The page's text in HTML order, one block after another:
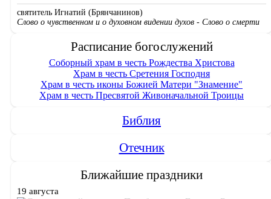
святитель Игнатий (Брянчанинов)
Слово о чувственном и о духовном видении духов - Слово о смерти
Расписание богослужений
Соборный храм в честь Рождества Христова
Храм в честь Сретения Господня
Храм в честь иконы Божией Матери "Знамение"
Храм в честь Пресвятой Живоначальной Троицы
Библия
Отечник
Ближайшие праздники
19 августа